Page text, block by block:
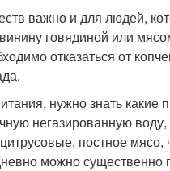
важно и для людей,
говядиной или
отказаться от
нужно знать
негазированную
постное
можно существенно